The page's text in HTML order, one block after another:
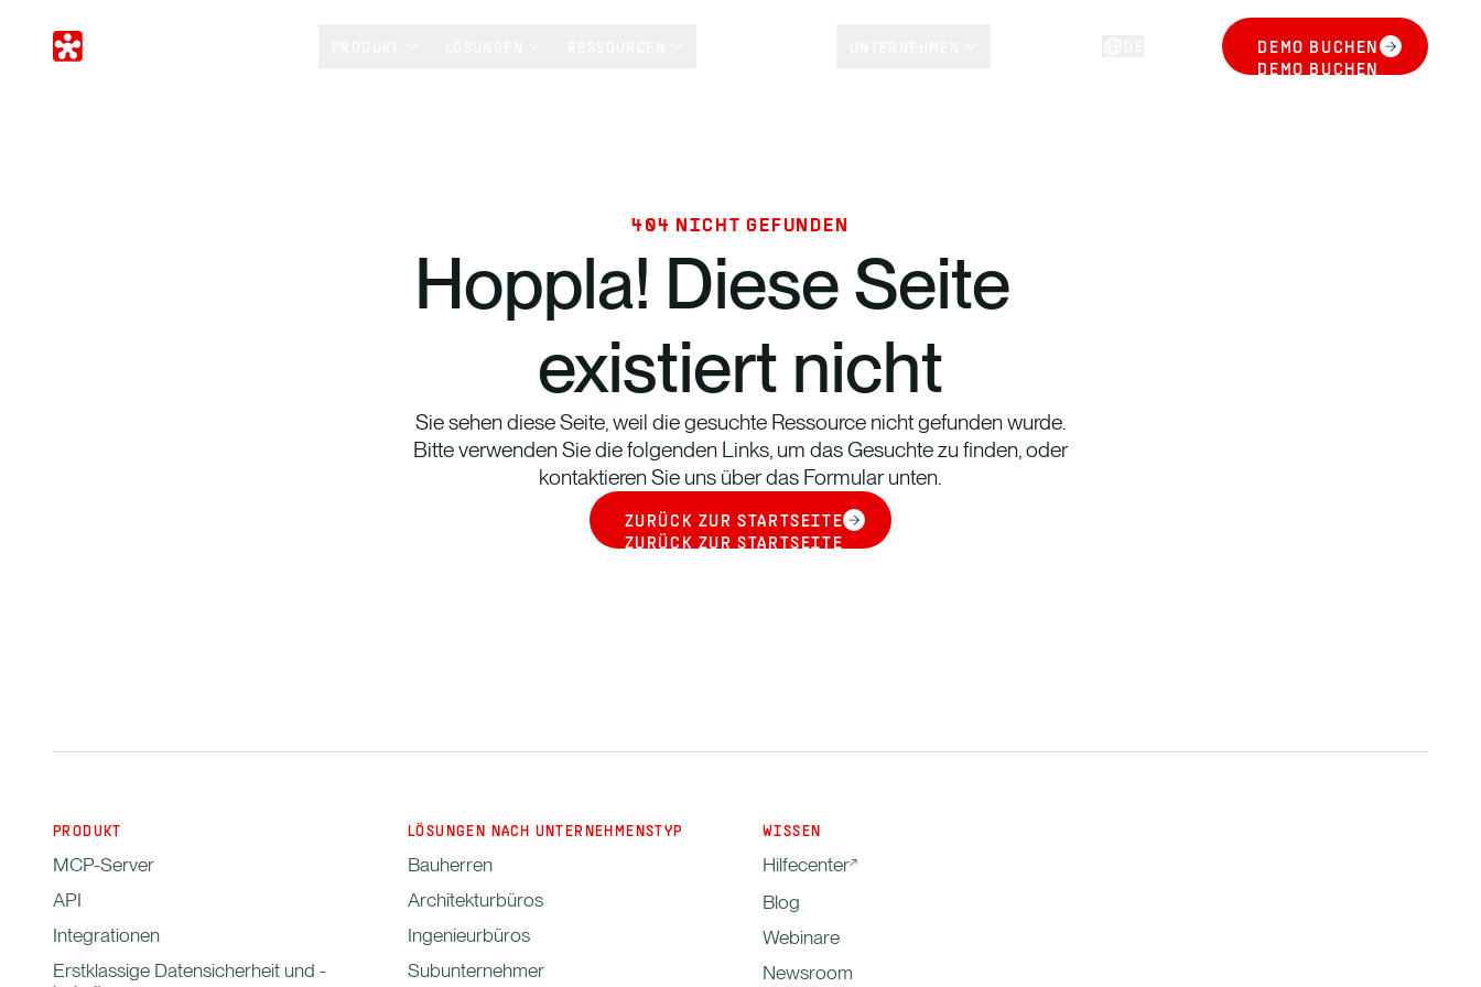
ANMELDEN
DEMO BUCHEN
DEMO BUCHEN
404 NICHT GEFUNDEN
Hoppla! Diese Seite
existiert nicht
Sie sehen diese Seite, weil die gesuchte Ressource nicht gefunden wurde.
Bitte verwenden Sie die folgenden Links, um das Gesuchte zu finden, oder
kontaktieren Sie uns über das Formular unten.
ZURÜCK ZUR STARTSEITE
ZURÜCK ZUR STARTSEITE
PRODUKT
MCP-Server
API
Integrationen
Erstklassige Datensicherheit und -
LÖSUNGEN NACH UNTERNEHMENSTYP
Bauherren
Architekturbüros
Ingenieurbüros
Subunternehmer
WISSEN
Hilfecenter
Blog
Webinare
Newsroom